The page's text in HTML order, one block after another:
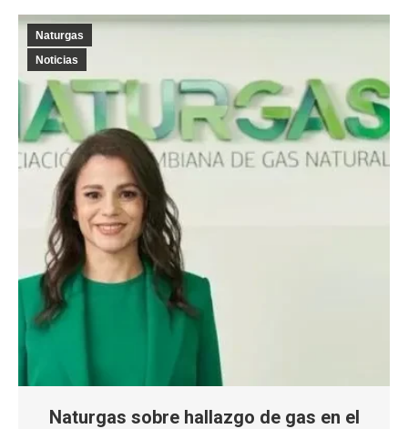
Naturgas
Noticias
Naturgas sobre hallazgo de gas en el